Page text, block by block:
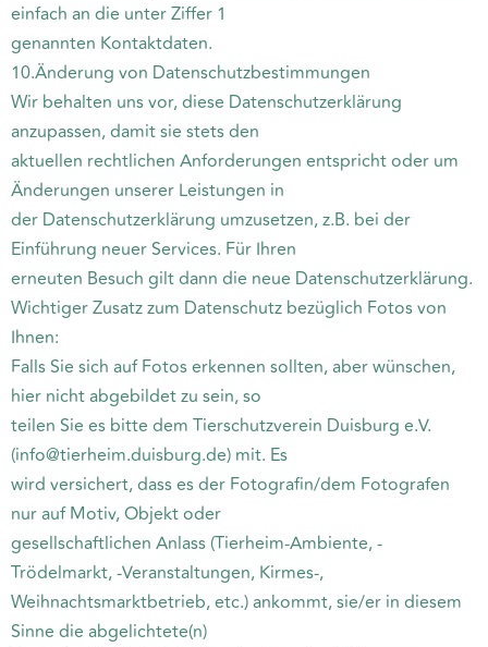
einfach an die unter Ziffer 1
genannten Kontaktdaten.
10.Änderung von Datenschutzbestimmungen
Wir behalten uns vor, diese Datenschutzerklärung
anzupassen, damit sie stets den
aktuellen rechtlichen Anforderungen entspricht oder um
Änderungen unserer Leistungen in
der Datenschutzerklärung umzusetzen, z.B. bei der
Einführung neuer Services. Für Ihren
erneuten Besuch gilt dann die neue Datenschutzerklärung.
Wichtiger Zusatz zum Datenschutz bezüglich Fotos von
Ihnen:
Falls Sie sich auf Fotos erkennen sollten, aber wünschen,
hier nicht abgebildet zu sein, so
teilen Sie es bitte dem Tierschutzverein Duisburg e.V.
(info@tierheim.duisburg.de) mit. Es
wird versichert, dass es der Fotografin/dem Fotografen
nur auf Motiv, Objekt oder
gesellschaftlichen Anlass (Tierheim-Ambiente, -
Trödelmarkt, -Veranstaltungen, Kirmes-,
Weihnachtsmarktbetrieb, etc.) ankommt, sie/er in diesem
Sinne die abgelichtete(n)